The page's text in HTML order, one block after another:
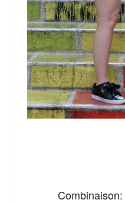
Combinaison: